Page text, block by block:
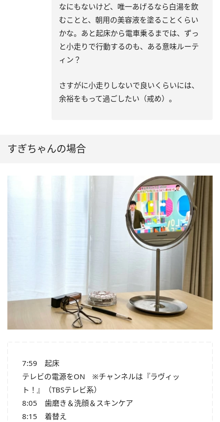
なにもないけど、唯一あげるなら白湯を飲
むことと、朝用の美容液を塗ることくらい
かな。あと起床から電車乗るまでは、ずっ
と小走りで行動するのも、ある意味ルーテ
ィン？
さすがに小走りしないで良いくらいには、
余裕をもって過ごしたい（戒め）。
すぎちゃんの場合
7:59 起床
テレビの電源をON ※チャンネルは『ラヴィッ
ト！』（TBSテレビ系）
8:05 歯磨き＆洗顔＆スキンケア
8:15 着替え